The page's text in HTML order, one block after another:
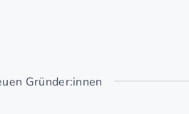
Gründer:innen